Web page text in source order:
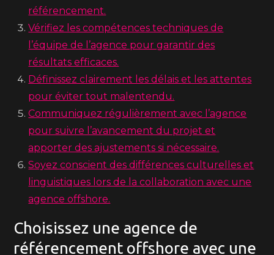
référencement.
Vérifiez les compétences techniques de
l’équipe de l’agence pour garantir des
résultats efficaces.
Définissez clairement les délais et les attentes
pour éviter tout malentendu.
Communiquez régulièrement avec l’agence
pour suivre l’avancement du projet et
apporter des ajustements si nécessaire.
Soyez conscient des différences culturelles et
linguistiques lors de la collaboration avec une
agence offshore.
Choisissez une agence de
référencement offshore avec une